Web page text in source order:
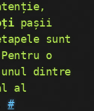
pașii
sunt
o
dintre
al
#